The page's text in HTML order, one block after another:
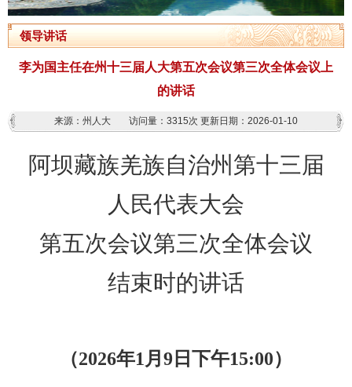
领导讲话
李为国主任在州十三届人大第五次会议第三次全体会议上
的讲话
来源：州人大 访问量： 3315次 更新日期：2026-01-10
阿坝藏族羌族自治州第十三届
人民代表大会
第五次会议第三次全体会议
结束时的讲话
（2026年1 月 9 日 下午15:00）